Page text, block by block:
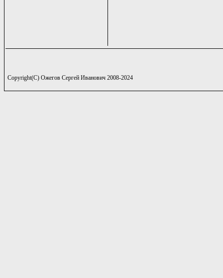
Copyright(C) Ожегов Сергей Иванович 2008-2024